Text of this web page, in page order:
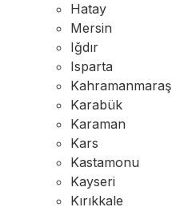
Hatay
Mersin
Iğdır
Isparta
Kahramanmaraş
Karabük
Karaman
Kars
Kastamonu
Kayseri
Kırıkkale